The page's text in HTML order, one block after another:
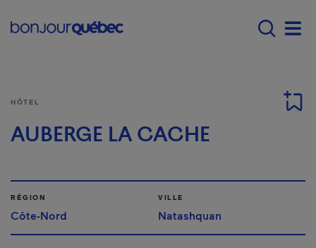
Main navigation -
HÔTEL
AUBERGE LA CACHE
RÉGION
Côte-Nord
VILLE
Natashquan